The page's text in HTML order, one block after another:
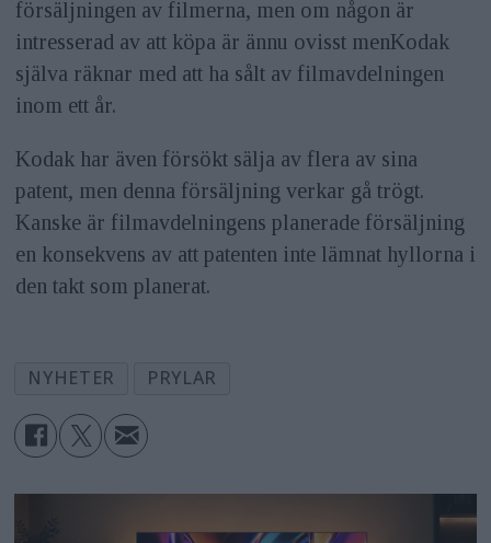
försäljningen av filmerna, men om någon är
intresserad av att köpa är ännu ovisst menKodak
själva räknar med att ha sålt av filmavdelningen
inom ett år.
Kodak har även försökt sälja av flera av sina
patent, men denna försäljning verkar gå trögt.
Kanske är filmavdelningens planerade försäljning
en konsekvens av att patenten inte lämnat hyllorna i
den takt som planerat.
NYHETER PRYLAR